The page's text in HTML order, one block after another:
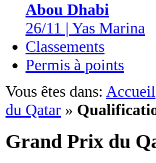
Abou Dhabi
26/11 | Yas Marina
Classements
Permis à points
Vous êtes dans: Accueil
du Qatar »
Grand Prix du